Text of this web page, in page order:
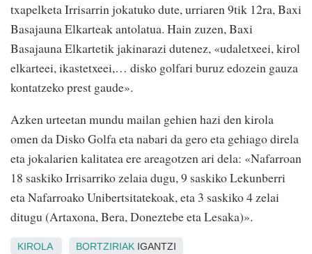
txapelketa Irrisarrin jokatuko dute, urriaren 9tik 12ra, Baxi
Basajauna Elkarteak antolatua. Hain zuzen, Baxi
Basajauna Elkartetik jakinarazi dutenez, «udaletxeei, kirol
elkarteei, ikastetxeei,… disko golfari buruz edozein gauza
kontatzeko prest gaude».
Azken urteetan mundu mailan gehien hazi den kirola
omen da Disko Golfa eta nabari da gero eta gehiago direla
eta jokalarien kalitatea ere areagotzen ari dela: «Nafarroan
18 saskiko Irrisarriko zelaia dugu, 9 saskiko Lekunberri
eta Nafarroako Unibertsitatekoak, eta 3 saskiko 4 zelai
ditugu (Artaxona, Bera, Doneztebe eta Lesaka)».
KIROLA BORTZIRIAK IGANTZI